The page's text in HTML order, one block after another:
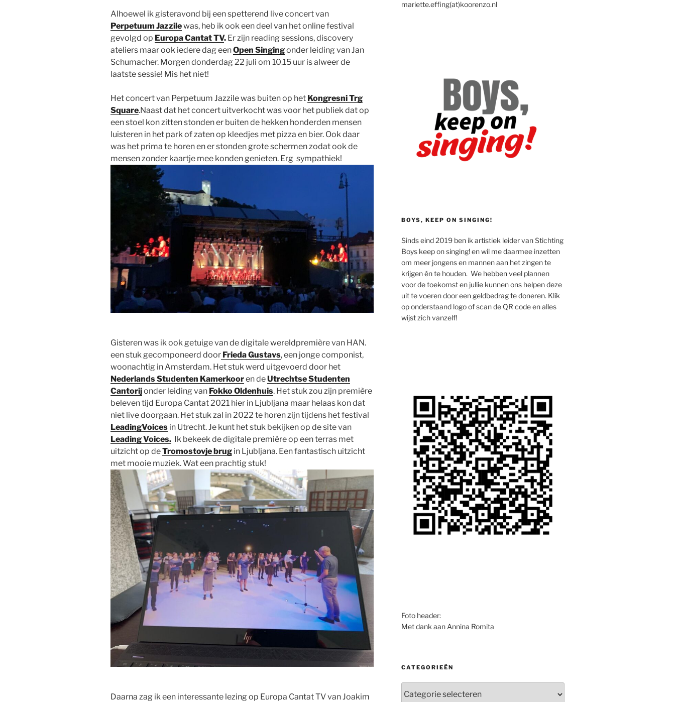
Alhoewel ik gisteravond bij een spetterend live concert van
Perpetuum Jazzilewas, heb ik ook een deel van het online festival
gevolgd op EuropaCantat TV. Er zijn reading sessions, discovery
ateliers maar ook iedere dag eenOpen Singingonder leiding van Jan
Schumacher. Morgen donderdag 22 juli om 10.15 uur is alweer de
laatste sessie! Mis het niet!
Het concert van Perpetuum Jazzile was buiten op het Kongresni Trg
Square.Naast dat het concert uitverkocht was voor het publiek dat op
een stoel kon zitten stonden er buiten de hekken honderden mensen
luisteren in het park of zaten op kleedjes met pizza en bier. Ook daar
was het prima te horen en er stonden grote schermen zodat ook de
mensen zonder kaartje mee konden genieten. Erg sympathiek!
Gisteren was ik ook getuige van de digitale wereldpremière van HAN.
een stuk gecomponeerd door Frieda Gustavs, een jonge componist,
woonachtig in Amsterdam. Het stuk werd uitgevoerd door het
Nederlands Studenten Kamerkooren deUtrechtse Studenten
Cantorijonder leiding van Fokko Oldenhuis. Het stuk zou zijn première
beleven tijd Europa Cantat 2021 hier in Ljubljana maar helaas kon dat
niet live doorgaan. Het stuk zal in 2022 te horen zijn tijdens het festival
LeadingVoices in Utrecht. Je kunt het stuk bekijken op de site van
Leading Voices. Ik bekeek de digitale première op een terras met
uitzicht op deTromostovje brug in Ljubljana. Een fantastisch uitzicht
met mooie muziek. Wat een prachtig stuk!
Daarna zag ik een interessante lezing op Europa Cantat TV van Joakim
mariette.effing(at)koorenzo.nl
BOYS, KEEP ON SINGING!
Sinds eind 2019 ben ik artistiek leider van Stichting
Boys keep on singing! en wil me daarmee inzetten
om meer jongens en mannen aan het zingen te
krijgen én te houden. We hebben veel plannen
voor de toekomst en jullie kunnen ons helpen deze
uit te voeren door een geldbedrag te doneren. Klik
op onderstaand logo of scan de QR code en alles
wijst zich vanzelf!
Foto header:
Met dank aan Annina Romita
CATEGORIEËN